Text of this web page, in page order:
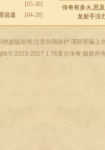
[05-30]
[04-28]
说道
传奇有多火,思
龙射手没
绝盗版游戏 注意自我保护 谨防受骗上
© 2023-2027 1.76复古传奇版权所